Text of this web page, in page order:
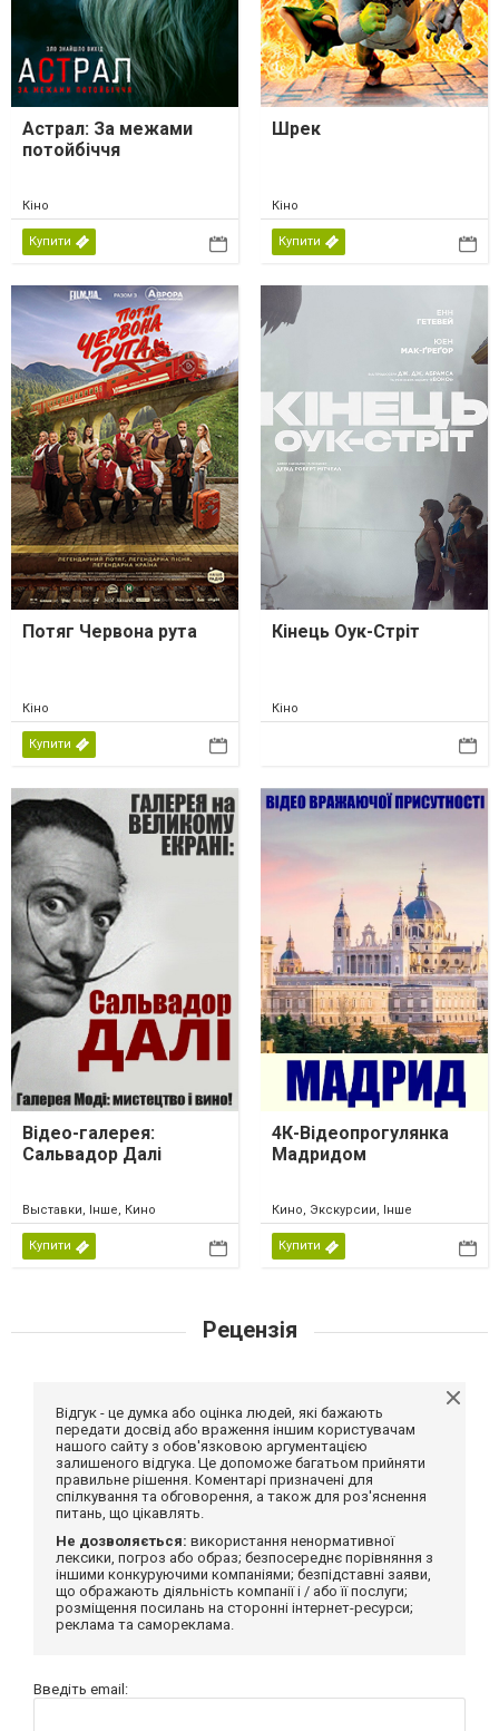
Астрал: За межами
потойбіччя
Кіно
Купити
Шрек
Кіно
Купити
Потяг Червона рута
Кіно
Купити
Кінець Оук-Стріт
Кіно
Відео-галерея:
Сальвадор Далі
Выставки, Інше, Кино
Купити
4К-Відеопрогулянка
Мадридом
Кино, Экскурсии, Інше
Купити
Рецензія
Відгук - це думка або оцінка людей, які бажають
передати досвід або враження іншим користувачам
нашого сайту з обов'язковою аргументацією
залишеного відгука. Це допоможе багатьом прийняти
правильне рішення. Коментарі призначені для
спілкування та обговорення, а також для роз'яснення
питань, що цікавлять.
Не дозволяється: використання ненормативної
лексики, погроз або образ; безпосереднє порівняння з
іншими конкуруючими компаніями; безпідставні заяви,
що ображають діяльність компанії і / або її послуги;
розміщення посилань на сторонні інтернет-ресурси;
реклама та самореклама.
Введіть email: